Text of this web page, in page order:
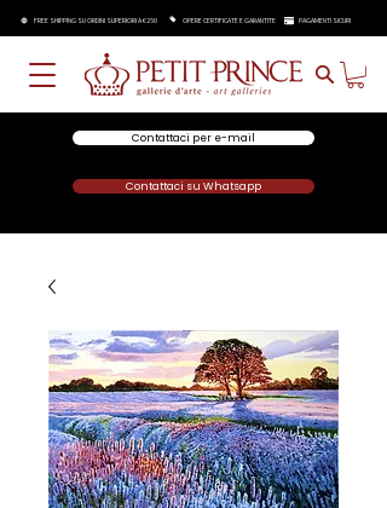
FREE SHIPPING SU ORDINI SUPERIORI A €250 OPERE CERTIFICATE E GARANTITE PAGAMENTI SICURI
Contattaci per e-mail
Contattaci su Whatsapp